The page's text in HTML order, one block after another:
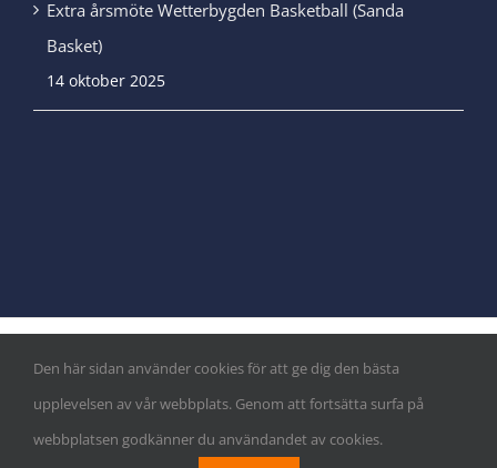
Extra årsmöte Wetterbygden Basketball (Sanda
Basket)
14 oktober 2025
© Copyright|Integritetspolicy&Cookiepolicy| Alla rättigheter
reserverade
FacebookInstagram
X
Den här sidan använder cookies för att ge dig den bästa
upplevelsen av vår webbplats. Genom att fortsätta surfa på
webbplatsen godkänner du användandet av cookies.